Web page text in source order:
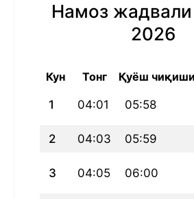
Намоз жадвали
2026
Кун Тонг Қуёш чиқиши
1 04:01 05:58
2 04:03 05:59
3 04:05 06:00